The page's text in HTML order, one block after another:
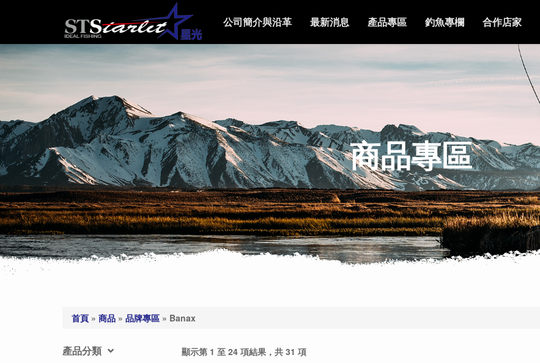
公司簡介與沿革 最新消息 產品專區 釣魚專欄 合作店家
商品專區
首頁 » 商品 » 品牌專區 » Banax
產品分類
顯示第 1 至 24 項結果，共 31 項